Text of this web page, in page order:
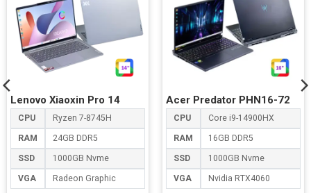
Lenovo Xiaoxin Pro 14
CPU Ryzen 7-8745H
RAM 24GB DDR5
SSD 1000GB Nvme
VGA Radeon Graphic
Acer Predator PHN16-72
CPU Core i9-14900HX
RAM 16GB DDR5
SSD 1000GB Nvme
VGA Nvidia RTX4060